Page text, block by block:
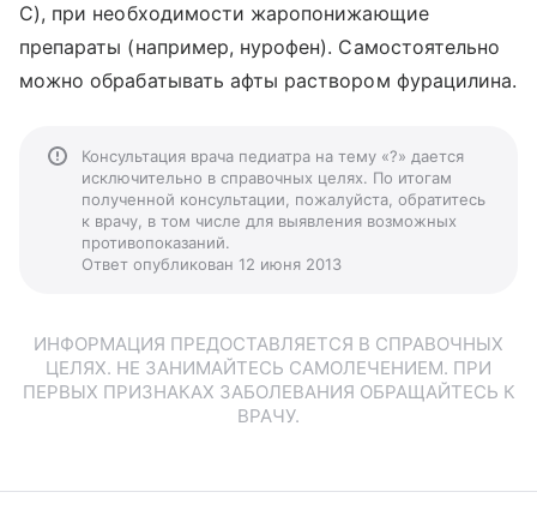
С), при необходимости жаропонижающие
препараты (например, нурофен). Самостоятельно
можно обрабатывать афты раствором фурацилина.
Консультация врача педиатра на тему «?» дается
исключительно в справочных целях. По итогам
полученной консультации, пожалуйста, обратитесь
к врачу, в том числе для выявления возможных
противопоказаний.
Ответ опубликован 12 июня 2013
ИНФОРМАЦИЯ ПРЕДОСТАВЛЯЕТСЯ В СПРАВОЧНЫХ
ЦЕЛЯХ. НЕ ЗАНИМАЙТЕСЬ САМОЛЕЧЕНИЕМ. ПРИ
ПЕРВЫХ ПРИЗНАКАХ ЗАБОЛЕВАНИЯ ОБРАЩАЙТЕСЬ К
ВРАЧУ.